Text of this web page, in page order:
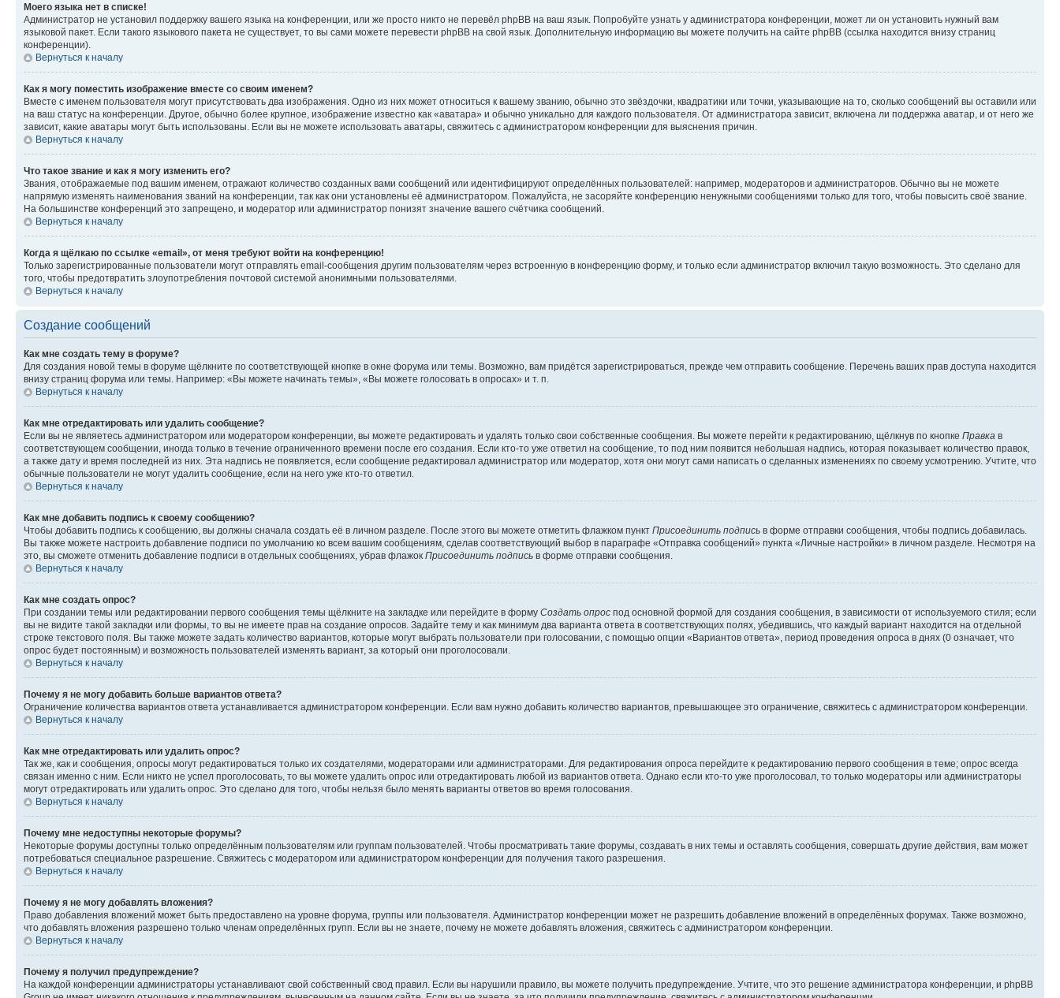
Моего языка нет в списке!
Администратор не установил поддержку вашего языка на конференции, или же просто никто не перевёл phpBB на ваш язык. Попробуйте узнать у администратора конференции, может ли он установить нужный вам
языковой пакет. Если такого языкового пакета не существует, то вы сами можете перевести phpBB на свой язык. Дополнительную информацию вы можете получить на сайте phpBB (ссылка находится внизу страниц
конференции).
Вернуться к началу
Как я могу поместить изображение вместе со своим именем?
Вместе с именем пользователя могут присутствовать два изображения. Одно из них может относиться к вашему званию, обычно это звёздочки, квадратики или точки, указывающие на то, сколько сообщений вы оставили или
на ваш статус на конференции. Другое, обычно более крупное, изображение известно как «аватара» и обычно уникально для каждого пользователя. От администратора зависит, включена ли поддержка аватар, и от него же
зависит, какие аватары могут быть использованы. Если вы не можете использовать аватары, свяжитесь с администратором конференции для выяснения причин.
Вернуться к началу
Что такое звание и как я могу изменить его?
Звания, отображаемые под вашим именем, отражают количество созданных вами сообщений или идентифицируют определённых пользователей: например, модераторов и администраторов. Обычно вы не можете
напрямую изменять наименования званий на конференции, так как они установлены её администратором. Пожалуйста, не засоряйте конференцию ненужными сообщениями только для того, чтобы повысить своё звание.
На большинстве конференций это запрещено, и модератор или администратор понизят значение вашего счётчика сообщений.
Вернуться к началу
Когда я щёлкаю по ссылке «email», от меня требуют войти на конференцию!
Только зарегистрированные пользователи могут отправлять email-сообщения другим пользователям через встроенную в конференцию форму, и только если администратор включил такую возможность. Это сделано для
того, чтобы предотвратить злоупотребления почтовой системой анонимными пользователями.
Вернуться к началу
Создание сообщений
Как мне создать тему в форуме?
Для создания новой темы в форуме щёлкните по соответствующей кнопке в окне форума или темы. Возможно, вам придётся зарегистрироваться, прежде чем отправить сообщение. Перечень ваших прав доступа находится
внизу страниц форума или темы. Например: «Вы можете начинать темы», «Вы можете голосовать в опросах» и т. п.
Вернуться к началу
Как мне отредактировать или удалить сообщение?
Если вы не являетесь администратором или модератором конференции, вы можете редактировать и удалять только свои собственные сообщения. Вы можете перейти к редактированию, щёлкнув по кнопке Правка в
соответствующем сообщении, иногда только в течение ограниченного времени после его создания. Если кто-то уже ответил на сообщение, то под ним появится небольшая надпись, которая показывает количество правок,
а также дату и время последней из них. Эта надпись не появляется, если сообщение редактировал администратор или модератор, хотя они могут сами написать о сделанных изменениях по своему усмотрению. Учтите, что
обычные пользователи не могут удалить сообщение, если на него уже кто-то ответил.
Вернуться к началу
Как мне добавить подпись к своему сообщению?
Чтобы добавить подпись к сообщению, вы должны сначала создать её в личном разделе. После этого вы можете отметить флажком пункт Присоединить подпись в форме отправки сообщения, чтобы подпись добавилась.
Вы также можете настроить добавление подписи по умолчанию ко всем вашим сообщениям, сделав соответствующий выбор в параграфе «Отправка сообщений» пункта «Личные настройки» в личном разделе. Несмотря на
это, вы сможете отменить добавление подписи в отдельных сообщениях, убрав флажок Присоединить подпись в форме отправки сообщения.
Вернуться к началу
Как мне создать опрос?
При создании темы или редактировании первого сообщения темы щёлкните на закладке или перейдите в форму Создать опрос под основной формой для создания сообщения, в зависимости от используемого стиля; если
вы не видите такой закладки или формы, то вы не имеете прав на создание опросов. Задайте тему и как минимум два варианта ответа в соответствующих полях, убедившись, что каждый вариант находится на отдельной
строке текстового поля. Вы также можете задать количество вариантов, которые могут выбрать пользователи при голосовании, с помощью опции «Вариантов ответа», период проведения опроса в днях (0 означает, что
опрос будет постоянным) и возможность пользователей изменять вариант, за который они проголосовали.
Вернуться к началу
Почему я не могу добавить больше вариантов ответа?
Ограничение количества вариантов ответа устанавливается администратором конференции. Если вам нужно добавить количество вариантов, превышающее это ограничение, свяжитесь с администратором конференции.
Вернуться к началу
Как мне отредактировать или удалить опрос?
Так же, как и сообщения, опросы могут редактироваться только их создателями, модераторами или администраторами. Для редактирования опроса перейдите к редактированию первого сообщения в теме; опрос всегда
связан именно с ним. Если никто не успел проголосовать, то вы можете удалить опрос или отредактировать любой из вариантов ответа. Однако если кто-то уже проголосовал, то только модераторы или администраторы
могут отредактировать или удалить опрос. Это сделано для того, чтобы нельзя было менять варианты ответов во время голосования.
Вернуться к началу
Почему мне недоступны некоторые форумы?
Некоторые форумы доступны только определённым пользователям или группам пользователей. Чтобы просматривать такие форумы, создавать в них темы и оставлять сообщения, совершать другие действия, вам может
потребоваться специальное разрешение. Свяжитесь с модератором или администратором конференции для получения такого разрешения.
Вернуться к началу
Почему я не могу добавлять вложения?
Право добавления вложений может быть предоставлено на уровне форума, группы или пользователя. Администратор конференции может не разрешить добавление вложений в определённых форумах. Также возможно,
что добавлять вложения разрешено только членам определённых групп. Если вы не знаете, почему не можете добавлять вложения, свяжитесь с администратором конференции.
Вернуться к началу
Почему я получил предупреждение?
На каждой конференции администраторы устанавливают свой собственный свод правил. Если вы нарушили правило, вы можете получить предупреждение. Учтите, что это решение администратора конференции, и phpBB